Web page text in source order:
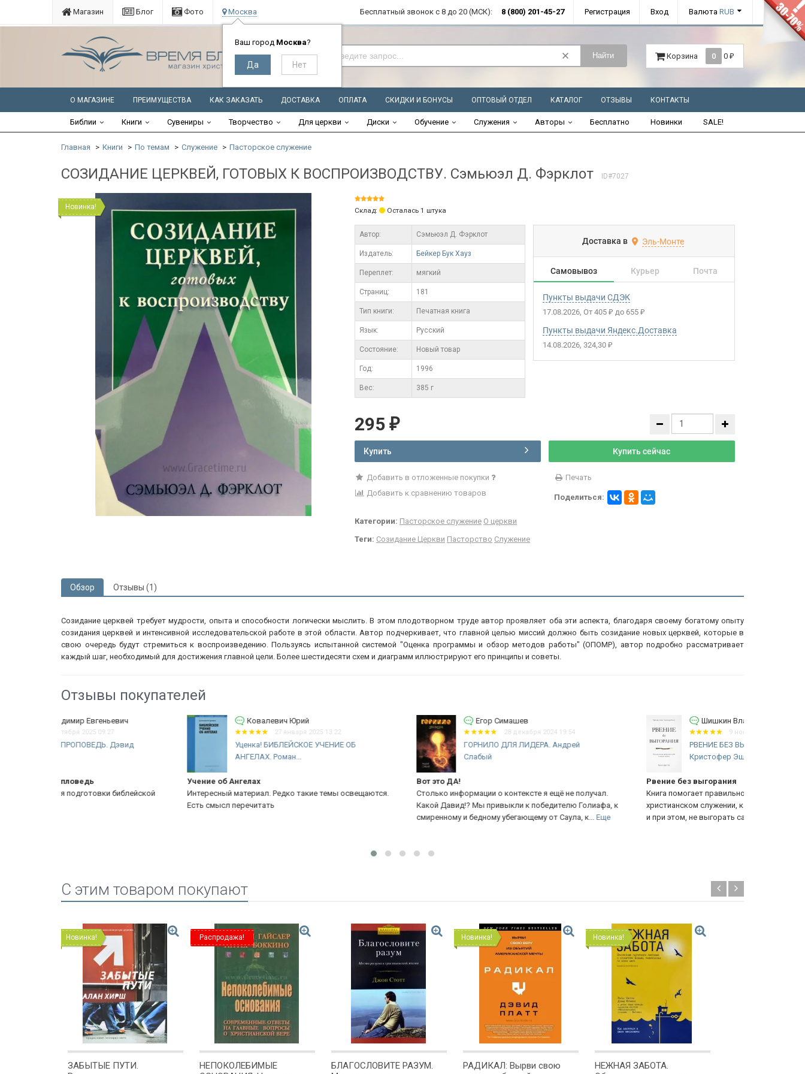
Магазин Блог Фото Москва
Ваш город Москва?
Бесплатный звонок с 8 до 20 (МСК): 8 (800) 201-45-27 Регистрация Вход Валюта RUB
Найти Корзина 0 0 ₽
О МАГАЗИНЕ ПРЕИМУЩЕСТВА КАК ЗАКАЗАТЬ ДОСТАВКА ОПЛАТА СКИДКИ И БОНУСЫ ОПТОВЫЙ ОТДЕЛ КАТАЛОГ ОТЗЫВЫ КОНТАКТЫ
Библии Книги Сувениры Творчество Для церкви Диски Обучение Служения Авторы Бесплатно Новинки SALE!
Главная Книги По темам Служение Пасторское служение
СОЗИДАНИЕ ЦЕРКВЕЙ, ГОТОВЫХ К ВОСПРОИЗВОДСТВУ. Сэмьюэл Д. Фэрклот ID#7027
Новинка! Склад: Осталась 1 штука
Автор: Сэмьюэл Д. Фэрклот
Издатель: Бейкер Бук Хауз
Переплет: мягкий
Cтраниц: 181
Тип книги: Печатная книга
Язык: Русский
Состояние: Новый товар
Год: 1996
Вес: 385 г
Доставка в Эль-Монте
Самовывоз Курьер Почта
Пункты выдачи СДЭК
17.08.2026 От 405₽ до 655₽
Пункты выдачи Яндекс.Доставка
14.08.2026 324,30₽
295 ₽
Купить Купить сейчас
Добавить в отложенные покупки
Печать
Добавить к сравнению товаров
Поделиться:
Категории: Пасторское служение О церкви
Теги: Созидание Церкви Пасторство Служение
Обзор Отзывы (1)
Созидание церквей требует мудрости, опыта и способности логически мыслить. В этом плодотворном труде автор проявляет оба эти аспекта, благодаря своему богатому опыту
созидания церквей и интенсивной исследовательской работе в этой области. Автор подчеркивает, что главной целью миссий должно быть созидание новых церквей, которые в
свою очередь будут стремиться к воспроизведению. Пользуясь испытанной системой "Оценка программы и обзор методов работы" (ОПОМР), автор подробно рассматривает
каждый шаг, необходимый для достижения главной цели. Более шестидесяти схем и диаграмм иллюстрируют его принципы и советы.
Отзывы покупателей
Ковалевич Юрий
27 января 2025 13:22
Уценка! БИБЛЕЙСКОЕ УЧЕНИЕ ОБ
Учение об Ангелах
Интересный материал. Редко такие темы освещаются.
28 декабря 2024 19:54
ГОРНИЛО ДЛЯ ЛИДЕРА. Андрей
Столько информации о контексте я ещё не получал.
Какой Давид!? Мы привыкли к победителю Голиафа, к
смиренному и бедному убегающему от Саула, к...Еще
Шишкин Владимир Евгеньевич
9 ноября 2024 12:11
РВЕНИЕ БЕЗ ВЫГОРАНИЯ.
Книга помогает правильно расставить акценты в
христианском служении, как служить другим с радостью
и при этом, не выгорать самому.
C этим товаром покупают
Новинка!
ЗАБЫТЫЕ ПУТИ.
Распродажа!
НЕПОКОЛЕБИМЫЕ
БЛАГОСЛОВИТЕ РАЗУМ.
Новинка!
РАДИКАЛ: Вырви свою
Новинка!
НЕЖНАЯ ЗАБОТА.